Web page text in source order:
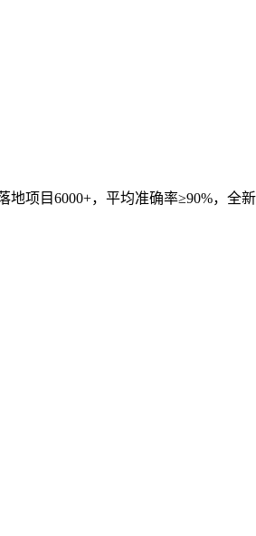
项目6000+，平均准确率≥90%，全